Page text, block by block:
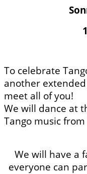
To celebrate
another
meet all of you!
We will dance at
Tango music
We will have a
everyone can